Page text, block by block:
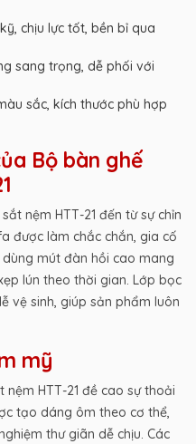
chịu lực tốt, bền bỉ qua
sang trọng, dễ phối với
sắc, kích thước phù hợp
Bộ bàn ghế
nệm HTT-21 đến từ sự chỉn
được làm chắc chắn, gia cố
mút đàn hồi cao mang
lún theo thời gian. Lớp bọc
vệ sinh, giúp sản phẩm luôn
mỹ
HTT-21 đề cao sự thoải
tạo dáng ôm theo cơ thể,
thư giãn dễ chịu. Các